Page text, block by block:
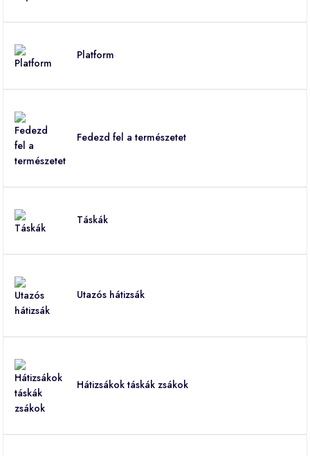
Platform
Fedezd fel a természetet
Táskák
Utazós hátizsák
Hátizsákok táskák zsákok